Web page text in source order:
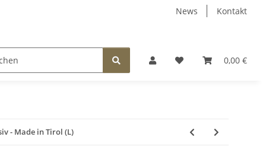
News Kontakt
0,00 €
SCHMUCK BELEUCHTUNG
- Made in Tirol (L)